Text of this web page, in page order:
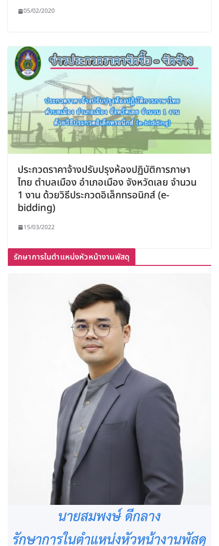
05/02/2020
ประกวดราคาจ้างปรับปรุงห้องปฏิบัติการภาษา
ไทย ตำบลเมือง อำเภอเมือง จังหวัดเลย จำนวน
1 งาน ด้วยวิธีประกวดอิเล็กทรอนิกส์ (e-
bidding)
15/03/2022
รักษาการในตำแหน่งหัวหน้างานพัสดุ